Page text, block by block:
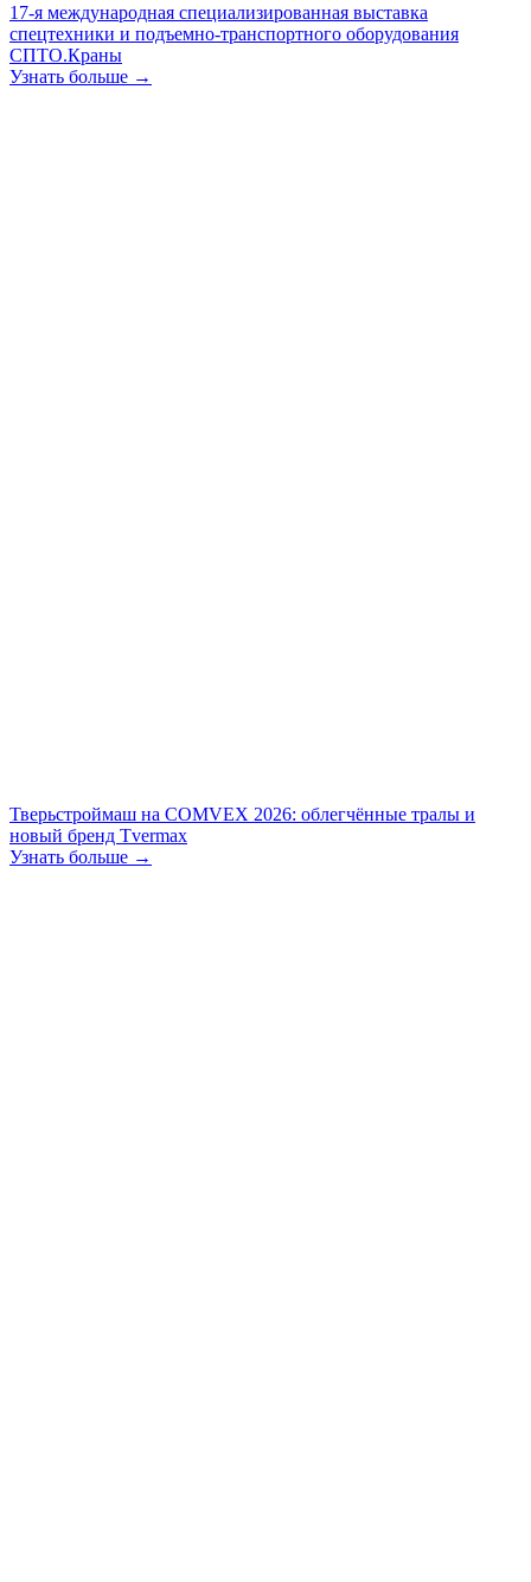
17-я международная специализированная выставка
спецтехники и подъемно-транспортного оборудования
СПТО.Краны
Узнать больше →
Тверьстроймаш на COMVEX 2026: облегчённые тралы и
новый бренд Tvermax
Узнать больше →